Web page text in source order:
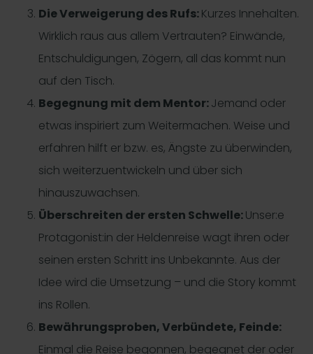
Die Verweigerung des Rufs:Kurzes Innehalten.
Wirklich raus aus allem Vertrauten? Einwände,
Entschuldigungen, Zögern, all das kommt nun
auf den Tisch.
Begegnung mit dem Mentor:Jemand oder
etwas inspiriert zum Weitermachen. Weise und
erfahren hilft er bzw. es, Ängste zu überwinden,
sich weiterzuentwickeln und über sich
hinauszuwachsen.
Überschreiten der ersten Schwelle:Unser:e
Protagonist:in der Heldenreise wagt ihren oder
seinen ersten Schritt ins Unbekannte. Aus der
Idee wird die Umsetzung – und die Story kommt
ins Rollen.
Bewährungsproben, Verbündete, Feinde:
Einmal die Reise begonnen, begegnet der oder